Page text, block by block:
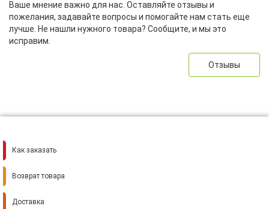
Ваше мнение важно для нас. Оставляйте отзывы и
пожелания, задавайте вопросы и помогайте нам стать еще
лучше. Не нашли нужного товара? Сообщите, и мы это
исправим.
Отзывы
Как заказать
Возврат товара
Доставка